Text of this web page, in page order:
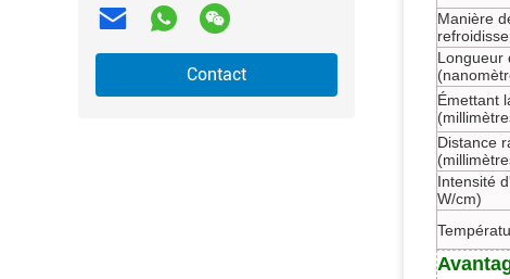
Contact
Manière
Longueur
Émettant
Distance
Intensité
W/cm)